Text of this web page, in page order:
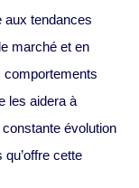
aux tendances
marché et en
comportements
les aidera à
évolution
cette